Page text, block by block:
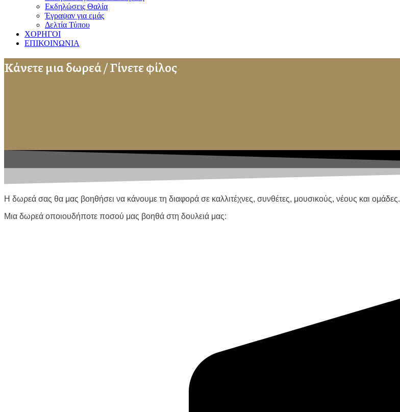
Εκδηλώσεις Θαλία
Έγραψαν για εμάς
Δελτία Τύπου
ΧΟΡΗΓΟΙ
ΕΠΙΚΟΙΝΩΝΙΑ
Κάνετε μια δωρεά / Γίνετε φίλος
Η δωρεά σας θα μας βοηθήσει να κάνουμε τη διαφορά σε καλλιτέχνες, συνθέτες, μουσικούς, νέους και ομάδες.
Μια δωρεά οποιουδήποτε ποσού μας βοηθά στη δουλειά μας: